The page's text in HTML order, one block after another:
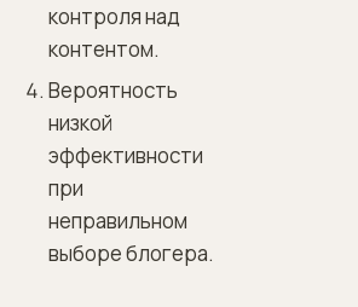
контроля над
контентом.
Вероятность
низкой
эффективности
при
неправильном
выборе блогера.